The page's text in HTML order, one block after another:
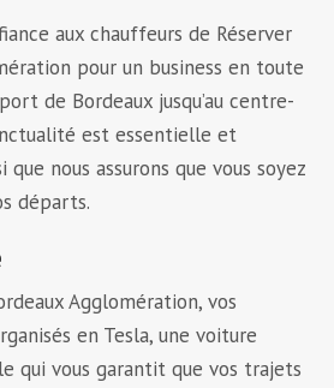
aux chauffeurs de Réserver
pour un business en toute
de Bordeaux jusqu’au centre-
est essentielle et
que nous assurons que vous soyez
départs.
Agglomération, vos
en Tesla, une voiture
qui vous garantit que vos trajets